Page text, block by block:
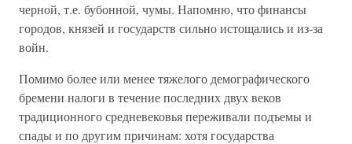
черной, т.е. бубонной, чумы. Напомню, что финансы
городов, князей и государств сильно истощались и из-за
войн.
Помимо более или менее тяжелого демографического
бремени налоги в течение последних двух веков
традиционного средневековья переживали подъемы и
спады и по другим причинам: хотя государства